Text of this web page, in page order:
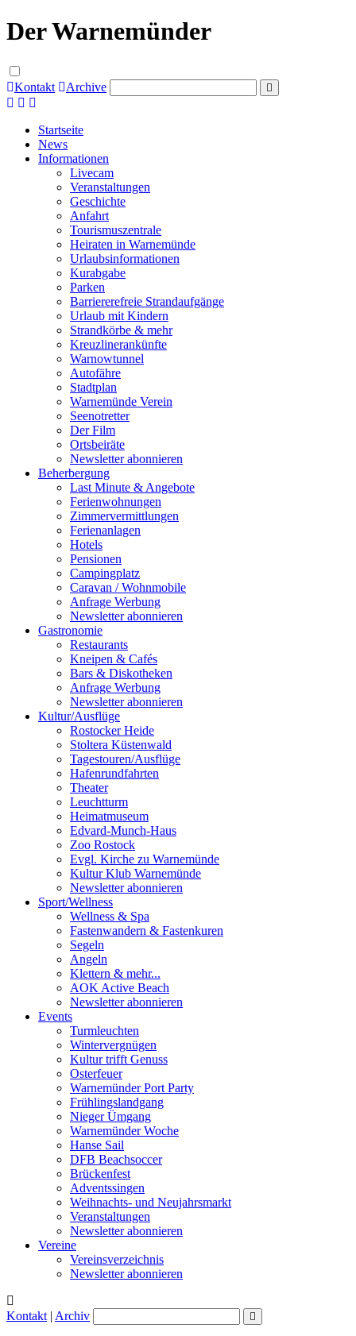
Der Warnemünder
Kontakt Archive
Startseite
News
Informationen
Livecam
Veranstaltungen
Geschichte
Anfahrt
Tourismuszentrale
Heiraten in Warnemünde
Urlaubsinformationen
Kurabgabe
Parken
Barriererefreie Strandaufgänge
Urlaub mit Kindern
Strandkörbe & mehr
Kreuzlinerankünfte
Warnowtunnel
Autofähre
Stadtplan
Warnemünde Verein
Seenotretter
Der Film
Ortsbeiräte
Newsletter abonnieren
Beherbergung
Last Minute & Angebote
Ferienwohnungen
Zimmervermittlungen
Ferienanlagen
Hotels
Pensionen
Campingplatz
Caravan / Wohnmobile
Anfrage Werbung
Newsletter abonnieren
Gastronomie
Restaurants
Kneipen & Cafés
Bars & Diskotheken
Anfrage Werbung
Newsletter abonnieren
Kultur/Ausflüge
Rostocker Heide
Stoltera Küstenwald
Tagestouren/Ausflüge
Hafenrundfahrten
Theater
Leuchtturm
Heimatmuseum
Edvard-Munch-Haus
Zoo Rostock
Evgl. Kirche zu Warnemünde
Kultur Klub Warnemünde
Newsletter abonnieren
Sport/Wellness
Wellness & Spa
Fastenwandern & Fastenkuren
Segeln
Angeln
Klettern & mehr...
AOK Active Beach
Newsletter abonnieren
Events
Turmleuchten
Wintervergnügen
Kultur trifft Genuss
Osterfeuer
Warnemünder Port Party
Frühlingslandgang
Nieger Ümgang
Warnemünder Woche
Hanse Sail
DFB Beachsoccer
Brückenfest
Adventssingen
Weihnachts- und Neujahrsmarkt
Veranstaltungen
Newsletter abonnieren
Vereine
Vereinsverzeichnis
Newsletter abonnieren
Kontakt | Archiv